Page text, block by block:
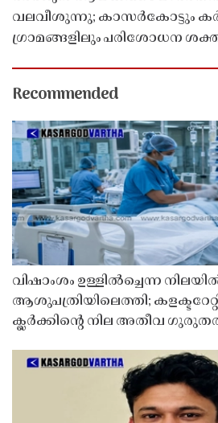
വലവീശുന്നു; കാസർകോട്ടും
ഗ്രാമങ്ങളിലും പരിശോധന
Recommended
വിഷാംശം ഉള്ളിൽച്ചെന്ന
ആശുപത്രിയിലെത്തി;
ക്ലർക്കിൻ്റെ നില അതീവ